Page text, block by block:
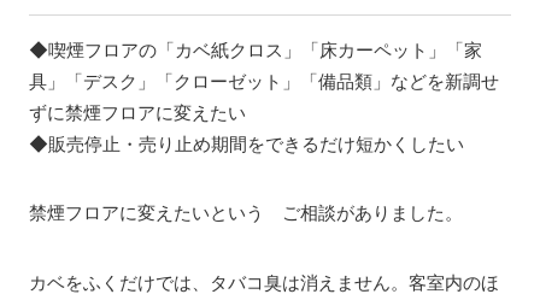
◆喫煙フロアの「カベ紙クロス」「床カーペット」「家
具」「デスク」「クローゼット」「備品類」などを新調せ
ずに禁煙フロアに変えたい
◆販売停止・売り止め期間をできるだけ短かくしたい
禁煙フロアに変えたいという ご相談がありました。
カベをふくだけでは、タバコ臭は消えません。客室内のほ